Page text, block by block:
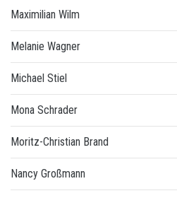
Maximilian Wilm
Melanie Wagner
Michael Stiel
Mona Schrader
Moritz-Christian Brand
Nancy Großmann